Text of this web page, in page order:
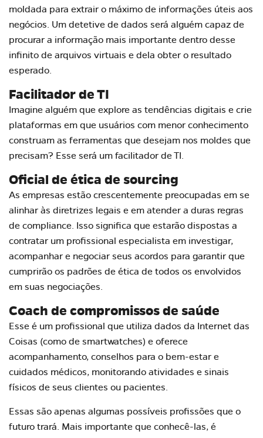
moldada para extrair o máximo de informações úteis aos
negócios. Um detetive de dados será alguém capaz de
procurar a informação mais importante dentro desse
infinito de arquivos virtuais e dela obter o resultado
esperado.
Facilitador de TI
Imagine alguém que explore as tendências digitais e crie
plataformas em que usuários com menor conhecimento
construam as ferramentas que desejam nos moldes que
precisam? Esse será um facilitador de TI.
Oficial de ética de sourcing
As empresas estão crescentemente preocupadas em se
alinhar às diretrizes legais e em atender a duras regras
de compliance. Isso significa que estarão dispostas a
contratar um profissional especialista em investigar,
acompanhar e negociar seus acordos para garantir que
cumprirão os padrões de ética de todos os envolvidos
em suas negociações.
Coach de compromissos de saúde
Esse é um profissional que utiliza dados da Internet das
Coisas (como de smartwatches) e oferece
acompanhamento, conselhos para o bem-estar e
cuidados médicos, monitorando atividades e sinais
físicos de seus clientes ou pacientes.
Essas são apenas algumas possíveis profissões que o
futuro trará. Mais importante que conhecê-las, é